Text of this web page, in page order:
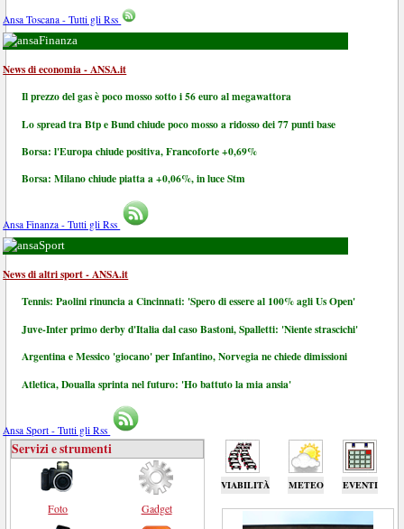
Ansa Toscana - Tutti gli Rss
Finanza
News di economia - ANSA.it
Il prezzo del gas è poco mosso sotto i 56 euro al megawattora
Lo spread tra Btp e Bund chiude poco mosso a ridosso dei 77 punti base
Borsa: l'Europa chiude positiva, Francoforte +0,69%
Borsa: Milano chiude piatta a +0,06%, in luce Stm
Ansa Finanza - Tutti gli Rss
Sport
News di altri sport - ANSA.it
Tennis: Paolini rinuncia a Cincinnati: 'Spero di essere al 100% agli Us Open'
Juve-Inter primo derby d'Italia dal caso Bastoni, Spalletti: 'Niente strascichi'
Argentina e Messico 'giocano' per Infantino, Norvegia ne chiede dimissioni
Atletica, Doualla sprinta nel futuro: 'Ho battuto la mia ansia'
Ansa Sport - Tutti gli Rss
VIABILITÀ METEO EVENTI
Servizi e strumenti
Foto Gadget